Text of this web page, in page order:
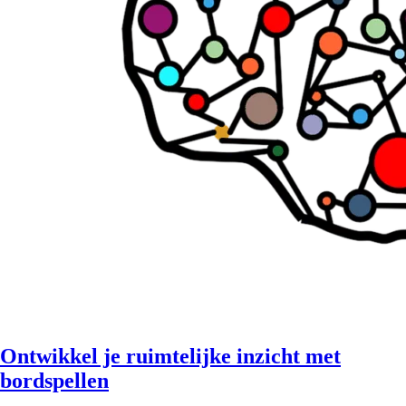
Ontwikkel je ruimtelijke inzicht met
bordspellen